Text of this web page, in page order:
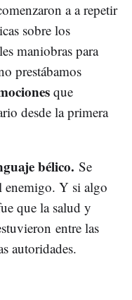
a a repetir
sobre los
maniobras para
prestábamos
que
desde la primera
bélico. Se
enemigo. Y si algo
que la salud y
entre las
autoridades.